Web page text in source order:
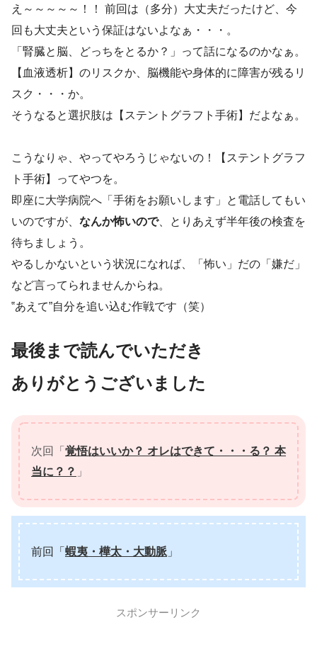
え～～～～～！！ 前回は（多分）大丈夫だったけど、今
回も大丈夫という保証はないよなぁ・・・。
「腎臓と脳、どっちをとるか？」って話になるのかなぁ。
【血液透析】のリスクか、脳機能や身体的に障害が残るリ
スク・・・か。
そうなると選択肢は【ステントグラフト手術】だよなぁ。
こうなりゃ、やってやろうじゃないの！【ステントグラフ
ト手術】ってやつを。
即座に大学病院へ「手術をお願いします」と電話してもい
いのですが、 なんか怖いので、とりあえず半年後の検査を
待ちましょう。
やるしかないという状況になれば、「怖い」だの「嫌だ」
など言ってられませんからね。
‟あえて”自分を追い込む作戦です（笑）
最後まで読んでいただき
ありがとうございました
次回「 覚悟はいいか？ オレはできて・・・る？ 本
当に？？ 」
前回「 蝦夷・樺太・大動脈 」
スポンサーリンク